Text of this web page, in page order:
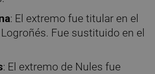
: El extremo fue titular en el
Fue sustituido en el
: El extremo de Nules fue